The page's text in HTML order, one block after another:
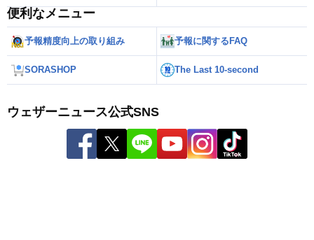
便利なメニュー
予報精度向上の取り組み 予報に関するFAQ
SORASHOP The Last 10-second
ウェザーニュース公式SNS